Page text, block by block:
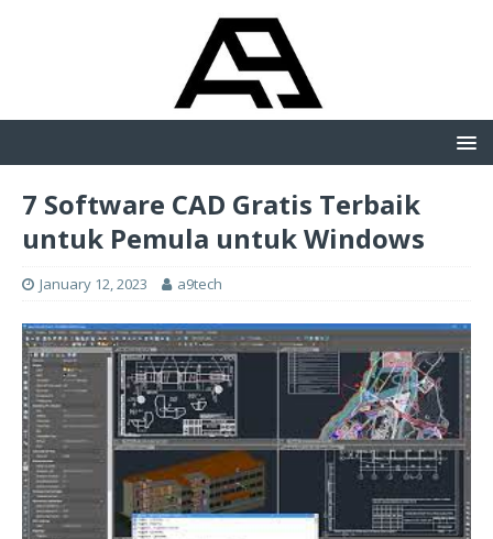
7 Software CAD Gratis Terbaik
untuk Pemula untuk Windows
January 12, 2023 a9tech